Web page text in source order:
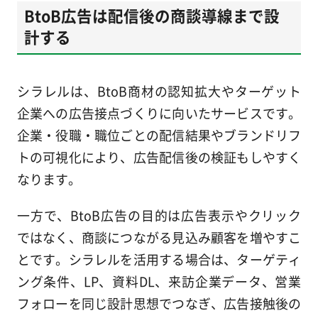
BtoB広告は配信後の商談導線まで設
計する
シラレルは、BtoB商材の認知拡大やターゲット
企業への広告接点づくりに向いたサービスです。
企業・役職・職位ごとの配信結果やブランドリフ
トの可視化により、広告配信後の検証もしやすく
なります。
一方で、BtoB広告の目的は広告表示やクリック
ではなく、商談につながる見込み顧客を増やすこ
とです。シラレルを活用する場合は、ターゲティ
ング条件、LP、資料DL、来訪企業データ、営業
フォローを同じ設計思想でつなぎ、広告接触後の